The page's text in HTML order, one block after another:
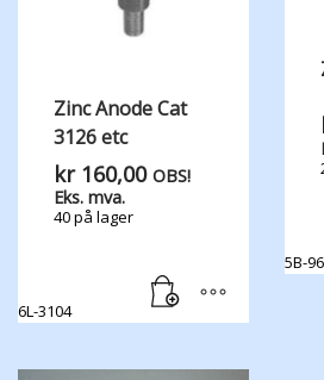
Zinc Anode Cat
3126 etc
kr160,00 OBS!
Eks. mva.
40 på lager
6L-3104
5B-